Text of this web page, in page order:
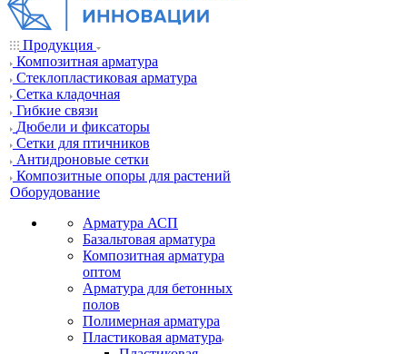
Продукция
Композитная арматура
Cтеклопластиковая арматура
Сетка кладочная
Гибкие связи
Дюбели и фиксаторы
Сетки для птичников
Антидроновые сетки
Композитные опоры для растений
Оборудование
Арматура АСП
Базальтовая арматура
Композитная арматура
оптом
Арматура для бетонных
полов
Полимерная арматура
Пластиковая арматура